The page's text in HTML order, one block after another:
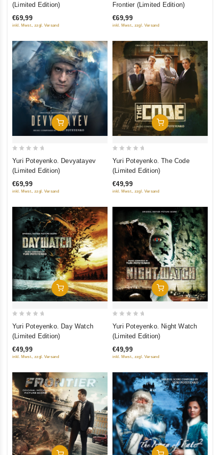
5
(Limited Edition)
€69,99
inkl. Mwst., zzgl. Versand
5
Frontier (Limited Edition)
€69,99
inkl. Mwst., zzgl. Versand
Добавить В Корзину
5
Yuri Poteyenko. Devyatayev
(Limited Edition)
€69,99
inkl. Mwst., zzgl. Versand
Добавить В Корзину
5
Yuri Poteyenko. The Code
(Limited Edition)
€49,99
inkl. Mwst., zzgl. Versand
Добавить В Корзину
5
Yuri Poteyenko. Day Watch
(Limited Edition)
€49,99
inkl. Mwst., zzgl. Versand
Добавить В Корзину
5
Yuri Poteyenko. Night Watch
(Limited Edition)
€49,99
inkl. Mwst., zzgl. Versand
Добавить В Корзину Добавить В Корзину